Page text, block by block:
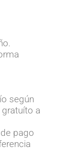
según
a
pago